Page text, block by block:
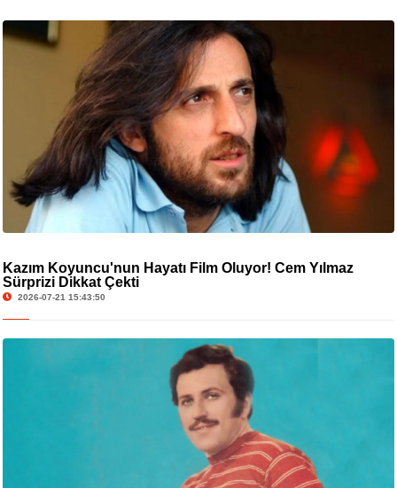
Kazım Koyuncu'nun Hayatı Film Oluyor! Cem Yılmaz
Sürprizi Dikkat Çekti
2026-07-21 15:43:50